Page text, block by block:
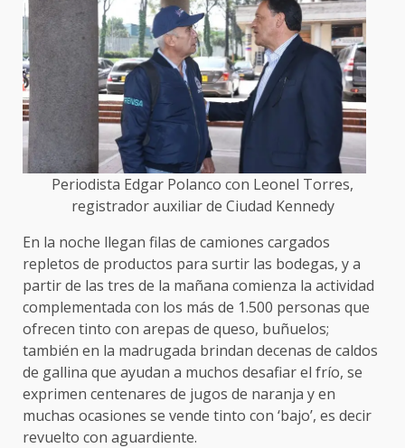
Periodista Edgar Polanco con Leonel Torres,
registrador auxiliar de Ciudad Kennedy
En la noche llegan filas de camiones cargados
repletos de productos para surtir las bodegas, y a
partir de las tres de la mañana comienza la actividad
complementada con los más de 1.500 personas que
ofrecen tinto con arepas de queso, buñuelos;
también en la madrugada brindan decenas de caldos
de gallina que ayudan a muchos desafiar el frío, se
exprimen centenares de jugos de naranja y en
muchas ocasiones se vende tinto con ‘bajo’, es decir
revuelto con aguardiente.